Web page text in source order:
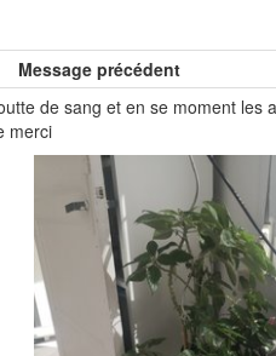
Message précédent
de sang et en se moment les
merci